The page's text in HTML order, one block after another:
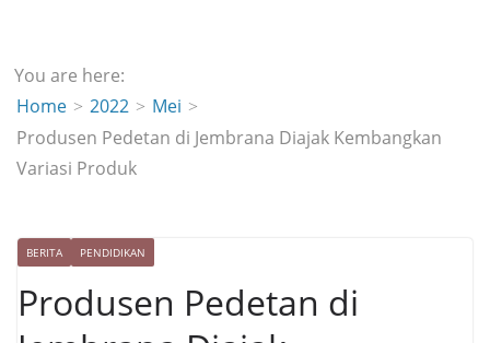
You are here:
Home
2022
Mei
Produsen Pedetan di Jembrana Diajak Kembangkan
Variasi Produk
BERITA PENDIDIKAN
Produsen Pedetan di